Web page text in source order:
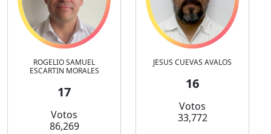
ROGELIO SAMUEL
ESCARTIN MORALES
17
Votos
86,269
JESUS CUEVAS AVALOS
16
Votos
33,772